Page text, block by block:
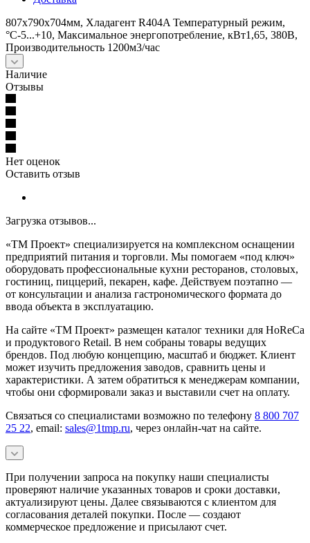
807х790х704мм, Хладагент R404A Температурный режим,
°С-5...+10, Maксимальное энергопотребление, кВт1,65, 380В,
Производительность 1200м3/час
Наличие
Отзывы
Нет оценок
Оставить отзыв
Загрузка отзывов...
«ТМ Проект» специализируется на комплексном оснащении
предприятий питания и торговли. Мы помогаем «под ключ»
оборудовать профессиональные кухни ресторанов, столовых,
гостиниц, пиццерий, пекарен, кафе. Действуем поэтапно —
от консультации и анализа гастрономического формата до
ввода объекта в эксплуатацию.
На сайте «ТМ Проект» размещен каталог техники для HoReCa
и продуктового Retail. В нем собраны товары ведущих
брендов. Под любую концепцию, масштаб и бюджет. Клиент
может изучить предложения заводов, сравнить цены и
характеристики. А затем обратиться к менеджерам компании,
чтобы они сформировали заказ и выставили счет на оплату.
Связаться со специалистами возможно по телефону 8 800 707
25 22, email: sales@1tmp.ru, через онлайн-чат на сайте.
При получении запроса на покупку наши специалисты
проверяют наличие указанных товаров и сроки доставки,
актуализируют цены. Далее связываются с клиентом для
согласования деталей покупки. После — создают
коммерческое предложение и присылают счет.